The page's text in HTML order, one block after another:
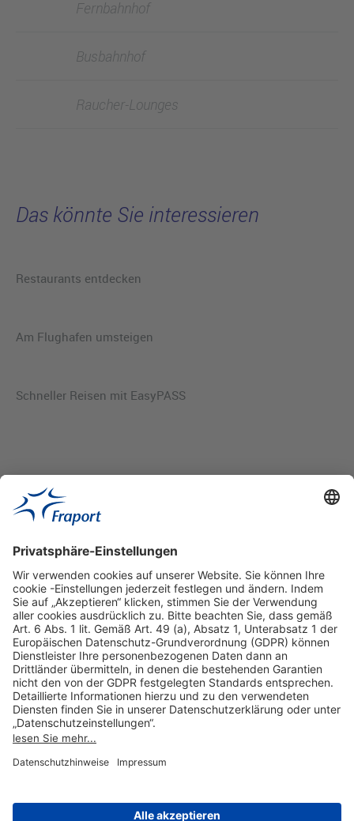
Fernbahnhof
Busbahnhof
Raucher-Lounges
Das könnte Sie interessieren
Restaurants entdecken
Am Flughafen umsteigen
Schneller Reisen mit EasyPASS
Hilfreiche Links
Online einkaufen & buchen
Über uns